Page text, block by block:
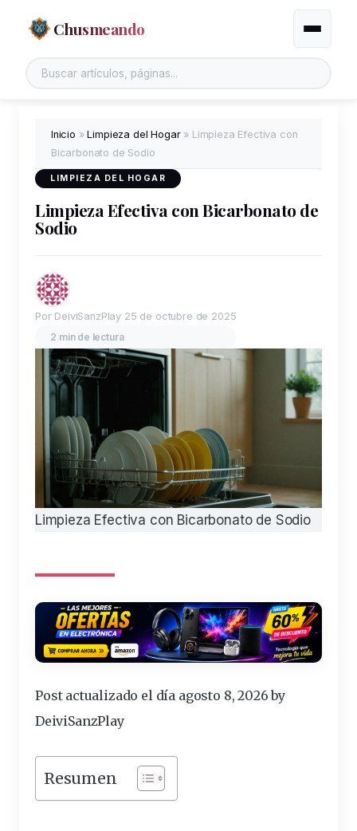
Chusmeando
Buscar en el sitio
Alternar
Inicio »Limpieza del Hogar» Limpieza Efectiva con
Bicarbonato de Sodio
LIMPIEZA DEL HOGAR
Limpieza Efectiva con Bicarbonato de
Sodio
Por DeiviSanzPlay 25 de octubre de 2025
2 min de lectura
Limpieza Efectiva con Bicarbonato de Sodio
Post actualizado el día agosto 8, 2026 by
DeiviSanzPlay
Resumen